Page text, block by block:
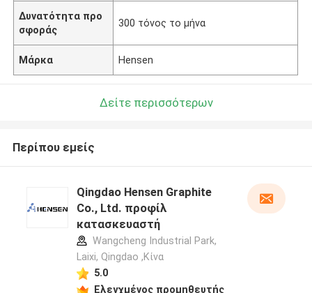
Δυνατότητα προ
σφοράς
300 τόνος το μήνα
Μάρκα Hensen
Δείτε περισσότερων
Περίπου εμείς
Qingdao Hensen Graphite
Co., Ltd. προφίλ
κατασκευαστή
Wangcheng Industrial Park,
Laixi, Qingdao ,Κίνα
5.0
Ελεγχμένος προμηθευτής